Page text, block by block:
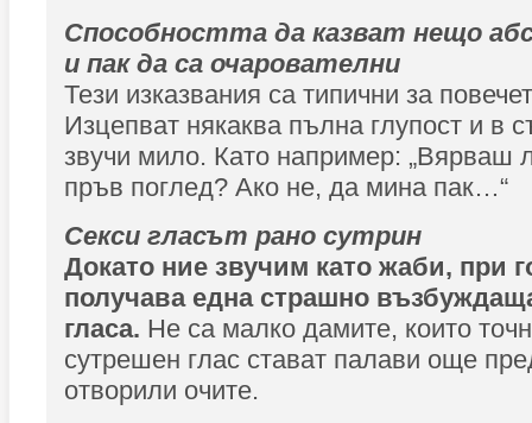
Способността да казват нещо
и пак да са очарователни
Тези изказвания са типични за
Изцепват някаква пълна глупост и в
звучи мило. Като например: „Вярваш
пръв поглед? Ако не, да мина пак…“
Секси гласът рано сутрин
Докато ние звучим като жаби, при
получава една страшно
гласа. Не са малко дамите, които
сутрешен глас стават палави още
отворили очите.